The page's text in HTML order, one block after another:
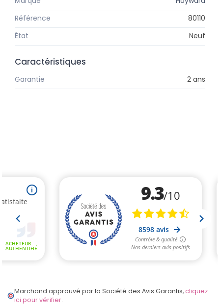
Référence
80110
État
Neuf
Caractéristiques
Garantie 2 ans
Marchand approuvé par la Société des Avis Garantis,cliquez
ici pour vérifier.